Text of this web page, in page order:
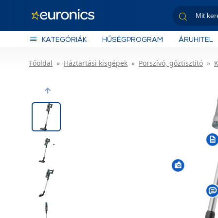
KATEGÓRIÁK HŰSÉGPROGRAM ÁRUHITEL
Főoldal Háztartási kisgépek Porszívó, gőztisztító
Previous